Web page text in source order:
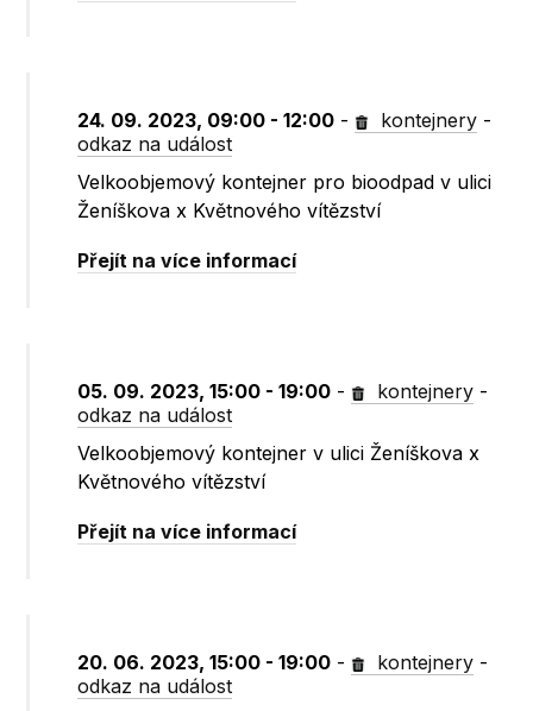
24. 09. 2023, 09:00 - 12:00 - kontejnery -
odkaz na událost
Velkoobjemový kontejner pro bioodpad v ulici
Ženíškova x Květnového vítězství
Přejít na více informací
05. 09. 2023, 15:00 - 19:00 - kontejnery -
odkaz na událost
Velkoobjemový kontejner v ulici Ženíškova x
Květnového vítězství
Přejít na více informací
20. 06. 2023, 15:00 - 19:00 - kontejnery -
odkaz na událost